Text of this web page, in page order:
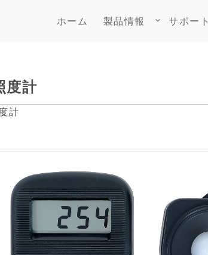
ホーム 製品情報 keyboard_arrow_down サポート
計
計